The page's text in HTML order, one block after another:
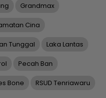
Grandmax
Cina
Tunggal Laka Lantas
Pecah Ban
Bone RSUD Tenriawaru